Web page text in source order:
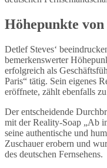
Höhepunkte
Detlef Steves‘
bemerkenswerter
erfolgreich als
Paris“ tätig. Sein eigenes
eröffnete, zählt ebenfalls
Der entscheidende
mit der Reality-Soap „Ab
seine authentische und
Zuschauer erobern und
des deutschen Fernsehens.